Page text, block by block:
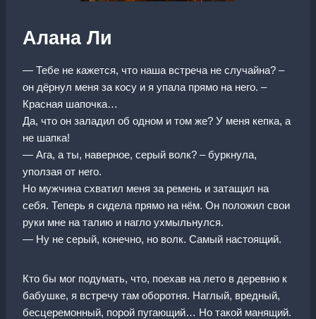
Алана Ли
— Тебе не кажется, что наша встреча не случайна? –
он дёрнул меня за косу и я упала прямо на него. –
Красная шапочка…
Да, что он заладил об одном и том же? У меня кепка, а
не шапка!
— Ага, а ты, наверное, серый волк? – буркнула,
уползая от него.
Но мужчина схватил меня за ремень и затащил на
себя. Теперь я сидела прямо на нём. Он положил свои
руки мне на талию и нагло ухмыльнулся.
— Ну не серый, конечно, но волк. Самый настоящий.
Кто бы мог подумать, что, поехав на лето в деревню к
бабушке, я встречу там оборотня. Наглый, вредный,
бесцеремонный, порой пугающий… Но такой манящий.